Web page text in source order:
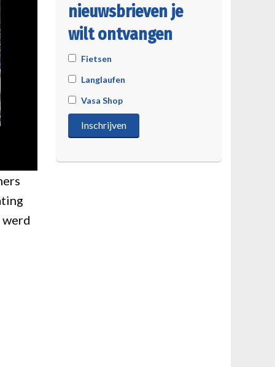
nieuwsbrieven je
wilt ontvangen
Fietsen
Langlaufen
Vasa Shop